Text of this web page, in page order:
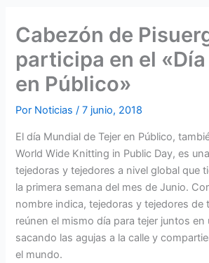
Cabezón de
participa en el
en Público»
Por Noticias/7 junio, 2018
El día Mundial de Tejer en Público,
World Wide Knitting in Public Day, es
tejedoras y tejedores a nivel global que
la primera semana del mes de Junio.
nombre indica, tejedoras y tejedores de
reúnen el mismo día para tejer juntos en
sacando las agujas a la calle y
el mundo.